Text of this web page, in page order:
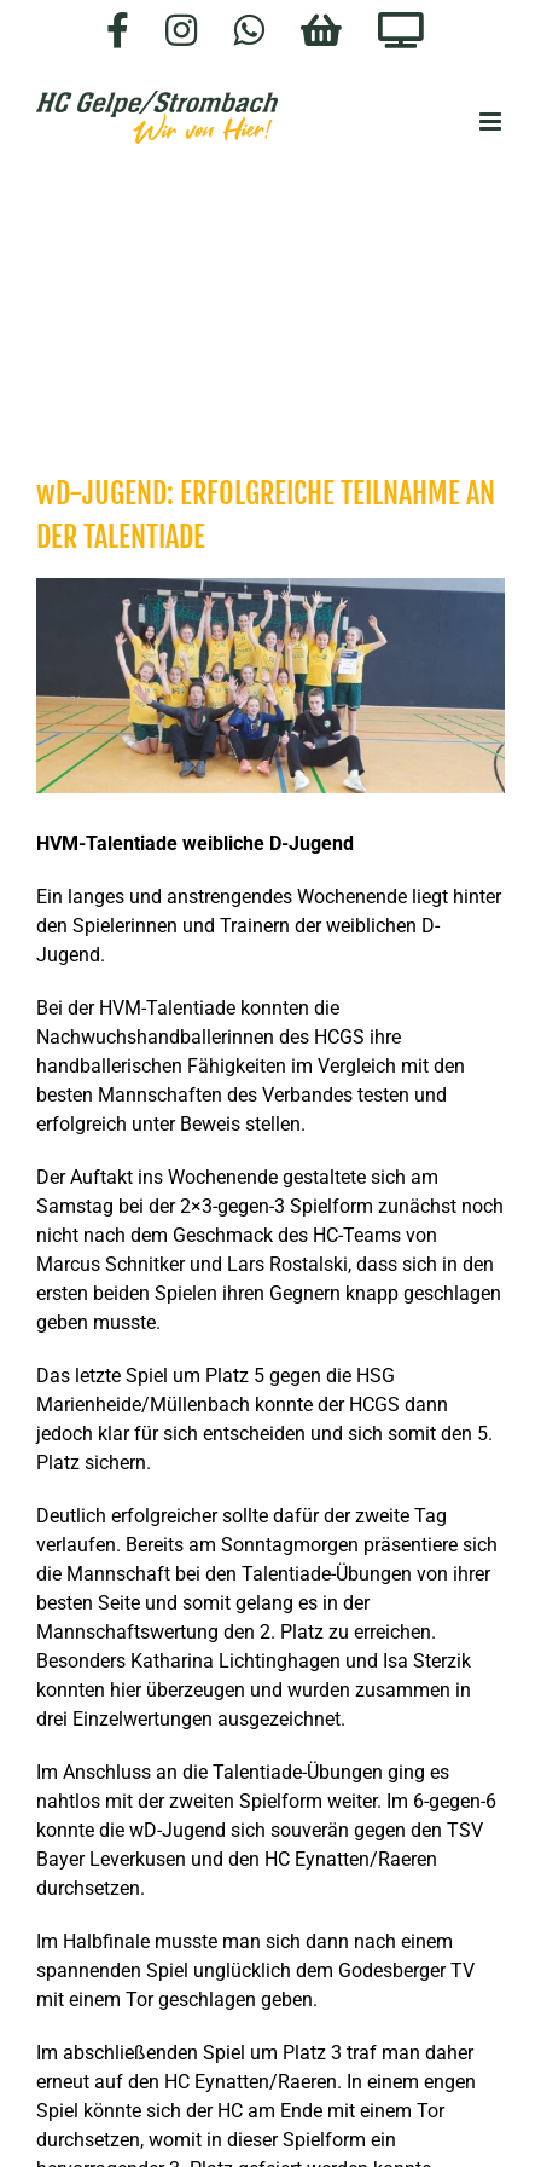
FacebookInstagram
WhatsApp
HC-
wD-JUGEND: ERFOLGREICHE TEILNAHME AN
DER TALENTIADE
HVM-Talentiade weibliche D-Jugend
Ein langes und anstrengendes Wochenende liegt hinter
den Spielerinnen und Trainern der weiblichen D-
Jugend.
Bei der HVM-Talentiade konnten die
Nachwuchshandballerinnen des HCGS ihre
handballerischen Fähigkeiten im Vergleich mit den
besten Mannschaften des Verbandes testen und
erfolgreich unter Beweis stellen.
Der Auftakt ins Wochenende gestaltete sich am
Samstag bei der 2×3-gegen-3 Spielform zunächst noch
nicht nach dem Geschmack des HC-Teams von
Marcus Schnitker und Lars Rostalski, dass sich in den
ersten beiden Spielen ihren Gegnern knapp geschlagen
geben musste.
Das letzte Spiel um Platz 5 gegen die HSG
Marienheide/Müllenbach konnte der HCGS dann
jedoch klar für sich entscheiden und sich somit den 5.
Platz sichern.
Deutlich erfolgreicher sollte dafür der zweite Tag
verlaufen. Bereits am Sonntagmorgen präsentiere sich
die Mannschaft bei den Talentiade-Übungen von ihrer
besten Seite und somit gelang es in der
Mannschaftswertung den 2. Platz zu erreichen.
Besonders Katharina Lichtinghagen und Isa Sterzik
konnten hier überzeugen und wurden zusammen in
drei Einzelwertungen ausgezeichnet.
Im Anschluss an die Talentiade-Übungen ging es
nahtlos mit der zweiten Spielform weiter. Im 6-gegen-6
konnte die wD-Jugend sich souverän gegen den TSV
Bayer Leverkusen und den HC Eynatten/Raeren
durchsetzen.
Im Halbfinale musste man sich dann nach einem
spannenden Spiel unglücklich dem Godesberger TV
mit einem Tor geschlagen geben.
Im abschließenden Spiel um Platz 3 traf man daher
erneut auf den HC Eynatten/Raeren. In einem engen
Spiel könnte sich der HC am Ende mit einem Tor
durchsetzen, womit in dieser Spielform ein